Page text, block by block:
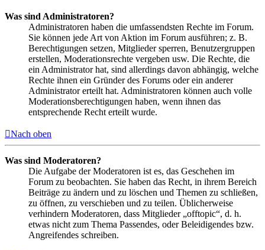
Was sind Administratoren?
Administratoren haben die umfassendsten Rechte im Forum.
Sie können jede Art von Aktion im Forum ausführen; z. B.
Berechtigungen setzen, Mitglieder sperren, Benutzergruppen
erstellen, Moderationsrechte vergeben usw. Die Rechte, die
ein Administrator hat, sind allerdings davon abhängig, welche
Rechte ihnen ein Gründer des Forums oder ein anderer
Administrator erteilt hat. Administratoren können auch volle
Moderationsberechtigungen haben, wenn ihnen das
entsprechende Recht erteilt wurde.
Nach oben
Was sind Moderatoren?
Die Aufgabe der Moderatoren ist es, das Geschehen im
Forum zu beobachten. Sie haben das Recht, in ihrem Bereich
Beiträge zu ändern und zu löschen und Themen zu schließen,
zu öffnen, zu verschieben und zu teilen. Üblicherweise
verhindern Moderatoren, dass Mitglieder „offtopic“, d. h.
etwas nicht zum Thema Passendes, oder Beleidigendes bzw.
Angreifendes schreiben.